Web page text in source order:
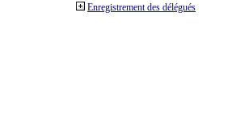
Enregistrement des délégués